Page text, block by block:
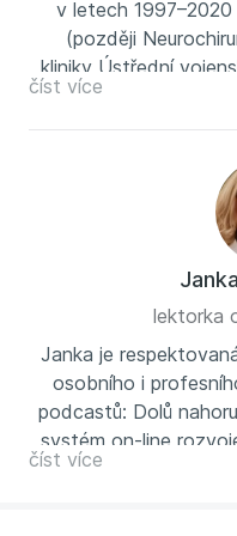
v letech
(později
kliniky Ústřední
UK. Působí také
neurochirurgické
prezidentem
společností. Od roku
neurochirurgie na
ve zdravotnictví
Beneš, DrSc. byl také
příležitosti
vyznamenán medailí
číst více
lektorka
Janka je
osobního i
podcastů: Dolů
systém on-line
Školí, přednáší a
číst více